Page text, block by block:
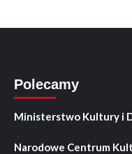
Polecamy
Ministerstwo Kultury i
Narodowe Centrum